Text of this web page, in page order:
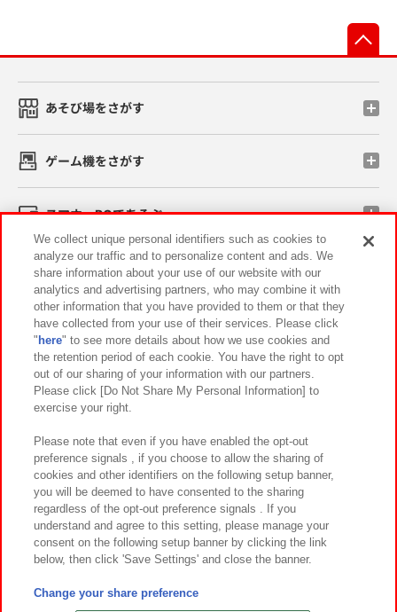
あそび場をさがす
ゲーム機をさがす
スマホ・PCであそぶ
イベント・キャンペーン
関連会社 サステナビリティ サイトポリシー
プライバシーポリシー ウェブアクセシビリティ方針と検証結果
お取引先さまとともに
カスタマーハラスメント対応方針 よくあるご質問・お問い合わせ
©Bandai Namco Amusement Inc.
©Bandai Namco Amusement Lab Inc.
We collect unique personal identifiers such as cookies to
analyze our traffic and to personalize content and ads. We
share information about your use of our website with our
analytics and advertising partners, who may combine it with
other information that you have provided to them or that they
have collected from your use of their services. Please click
" here" to see more details about how we use cookies and
the retention period of each cookie. You have the right to opt
out of our sharing of your information with our partners.
Please click [Do Not Share My Personal Information] to
exercise your right.
Please note that even if you have enabled the opt-out
preference signals , if you choose to allow the sharing of
cookies and other identifiers on the following setup banner,
you will be deemed to have consented to the sharing
regardless of the opt-out preference signals . If you
understand and agree to this setting, please manage your
consent on the following setup banner by clicking the link
below, then click 'Save Settings' and close the banner.
Change your share preference